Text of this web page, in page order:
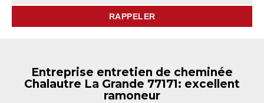
Entreprise entretien de cheminée
Chalautre La Grande 77171: excellent
ramoneur